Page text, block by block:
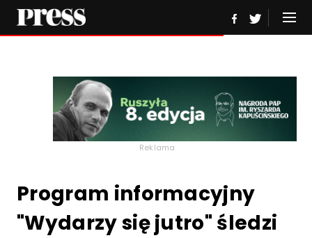
Reklama
Program informacyjny
"Wydarzy się jutro" śledzi